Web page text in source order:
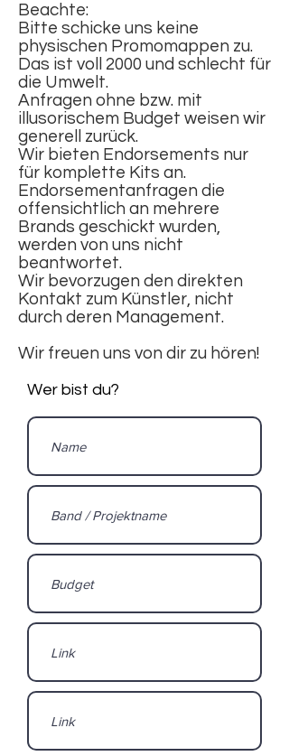
Beachte:
Bitte schicke uns keine
physischen Promomappen zu.
Das ist voll 2000 und schlecht für
die Umwelt.
Anfragen ohne bzw. mit
illusorischem Budget weisen wir
generell zurück.
Wir bieten Endorsements nur
für komplette Kits an.
Endorsementanfragen die
offensichtlich an mehrere
Brands geschickt wurden,
werden von uns nicht
beantwortet.
Wir bevorzugen den direkten
Kontakt zum Künstler, nicht
durch deren Management.
Wir freuen uns von dir zu hören!
Wer bist du?